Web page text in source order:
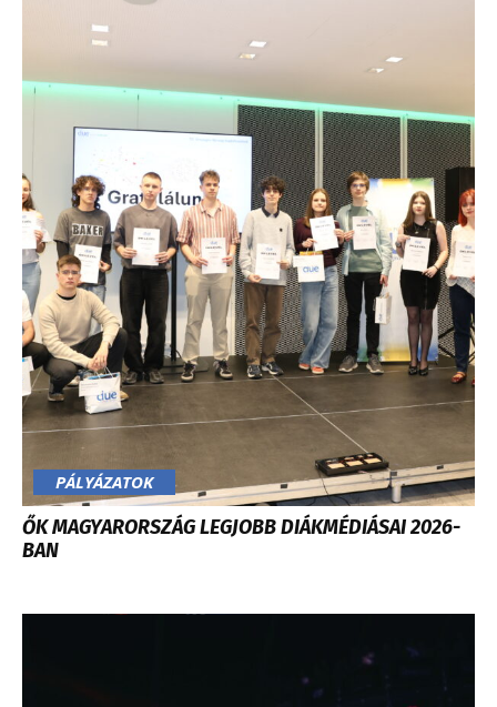
PÁLYÁZATOK
ŐK MAGYARORSZÁG LEGJOBB DIÁKMÉDIÁSAI 2026-
BAN